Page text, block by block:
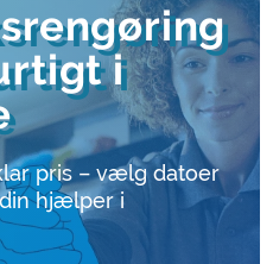
i
pris – vælg datoer
hjælper i